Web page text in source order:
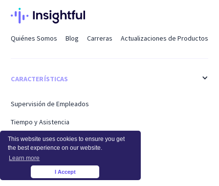
This website uses cookies to ensure you get
the best experience on our website.
Learn more
I Accept
Quiénes Somos Blog Carreras Actualizaciones de Productos
CARACTERÍSTICAS
Supervisión de Empleados
Tiempo y Asistencia
Control de Tiempo
Mejora de Procesos
Seguridad